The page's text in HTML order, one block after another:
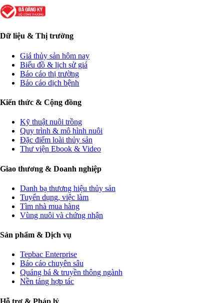
Dữ liệu & Thị trường
Giá thủy sản hôm nay
Biểu đồ & lịch sử giá
Báo cáo thị trường
Báo cáo dịch bệnh
Kiến thức & Cộng đồng
Kỹ thuật nuôi trồng
Quy trình & mô hình nuôi
Đặc điểm loài thủy sản
Thư viện Ebook & Video
Giao thương & Doanh nghiệp
Danh bạ thương hiệu thủy sản
Tuyển dụng, việc làm
Tìm nhà mua hàng
Vùng nuôi và chứng nhận
Sản phẩm & Dịch vụ
Tepbac Enterprise
Báo cáo chuyên sâu
Quảng bá & truyền thông ngành
Nền tảng hợp tác
Hỗ trợ & Pháp lý